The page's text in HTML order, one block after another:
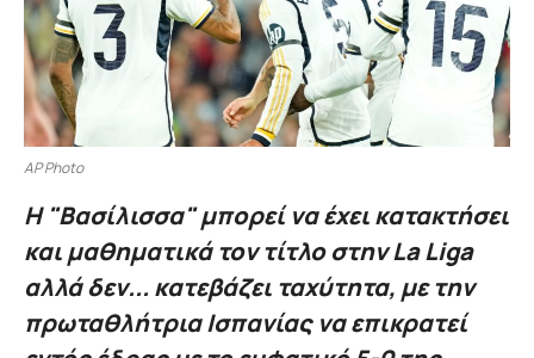
AP Photo
Η "Βασίλισσα" μπορεί να έχει κατακτήσει
και μαθηματικά τον τίτλο στην La Liga
αλλά δεν... κατεβάζει ταχύτητα, με την
πρωταθλήτρια Ισπανίας να επικρατεί